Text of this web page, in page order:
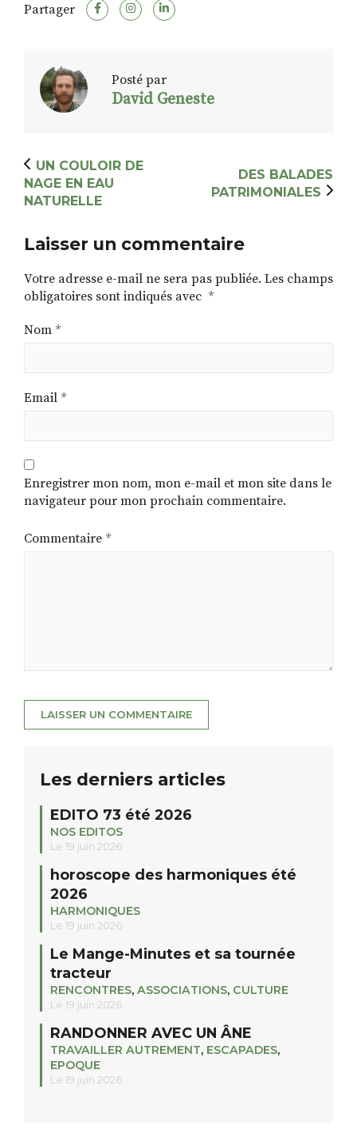
Partager
Posté par
David Geneste
UN COULOIR DE
NAGE EN EAU
NATURELLE
DES BALADES
PATRIMONIALES
Laisser un commentaire
Votre adresse e-mail ne sera pas publiée. Les champs
obligatoires sont indiqués avec *
Nom *
Email *
Enregistrer mon nom, mon e-mail et mon site dans le
navigateur pour mon prochain commentaire.
Commentaire *
Les derniers articles
EDITO 73 été 2026
NOS EDITOS
Le 19 juin 2026
horoscope des harmoniques été
2026
HARMONIQUES
Le 19 juin 2026
Le Mange-Minutes et sa tournée
tracteur
RENCONTRES, ASSOCIATIONS, CULTURE
Le 19 juin 2026
RANDONNER AVEC UN ÂNE
TRAVAILLER AUTREMENT, ESCAPADES,
EPOQUE
Le 19 juin 2026